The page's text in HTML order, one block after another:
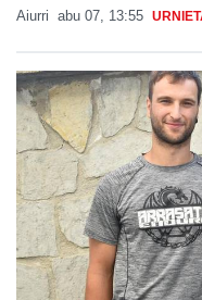
Aiurri abu 07, 13:55